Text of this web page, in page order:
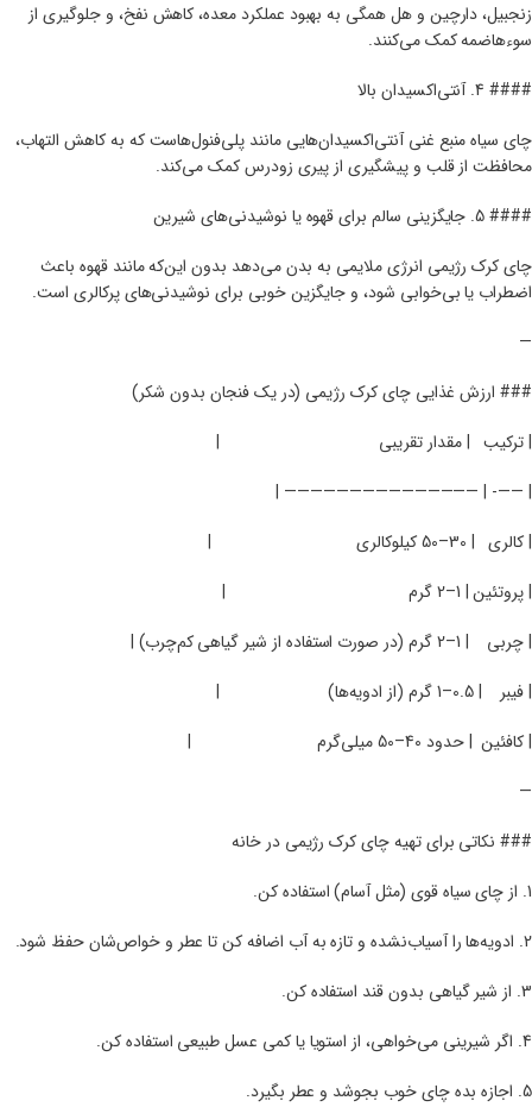
زنجبیل، دارچین و هل همگی به بهبود عملکرد معده، کاهش نفخ، و جلوگیری از
سوءهاضمه کمک می‌کنند.
#### 4. آنتی‌اکسیدان بالا
چای سیاه منبع غنی آنتی‌اکسیدان‌هایی مانند پلی‌فنول‌هاست که به کاهش التهاب،
محافظت از قلب و پیشگیری از پیری زودرس کمک می‌کند.
#### 5. جایگزینی سالم برای قهوه یا نوشیدنی‌های شیرین
چای کرک رژیمی انرژی ملایمی به بدن می‌دهد بدون این‌که مانند قهوه باعث
اضطراب یا بی‌خوابی شود، و جایگزین خوبی برای نوشیدنی‌های پرکالری است.
—
### ارزش غذایی چای کرک رژیمی (در یک فنجان بدون شکر)
| ترکیب | مقدار تقریبی
|
| ——- | ——————————————— |
| کالری | 30–50 کیلوکالری
|
| پروتئین | 1–2 گرم
|
| چربی
| 1–2 گرم (در صورت استفاده از شیر گیاهی کم‌چرب) |
| فیبر
| 0.5–1 گرم (از ادویه‌ها)
|
| کافئین | حدود 40–50 میلی‌گرم
|
—
### نکاتی برای تهیه چای کرک رژیمی در خانه
1. از چای سیاه قوی (مثل آسام) استفاده کن.
2. ادویه‌ها را آسیاب‌نشده و تازه به آب اضافه کن تا عطر و خواص‌شان حفظ شود.
3. از شیر گیاهی بدون قند استفاده کن.
4. اگر شیرینی می‌خواهی، از استویا یا کمی عسل طبیعی استفاده کن.
5. اجازه بده چای خوب بجوشد و عطر بگیرد.